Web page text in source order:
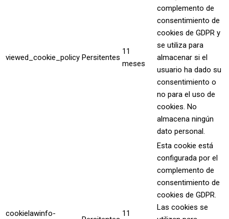
viewed_cookie_policy Persitentes
11
meses
complemento de
consentimiento de
cookies de GDPR y
se utiliza para
almacenar si el
usuario ha dado su
consentimiento o
no para el uso de
cookies. No
almacena ningún
dato personal.
cookielawinfo-
11
Esta cookie está
configurada por el
complemento de
consentimiento de
cookies de GDPR.
Las cookies se